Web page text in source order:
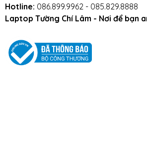
Tắt các ứng dụng không cần
laptop.
Tắt máy khi không sử dụng.
Hotline: 086.899.9962 - 085.829.8888
Laptop Tường Chí Lâm - Nơi để bạn